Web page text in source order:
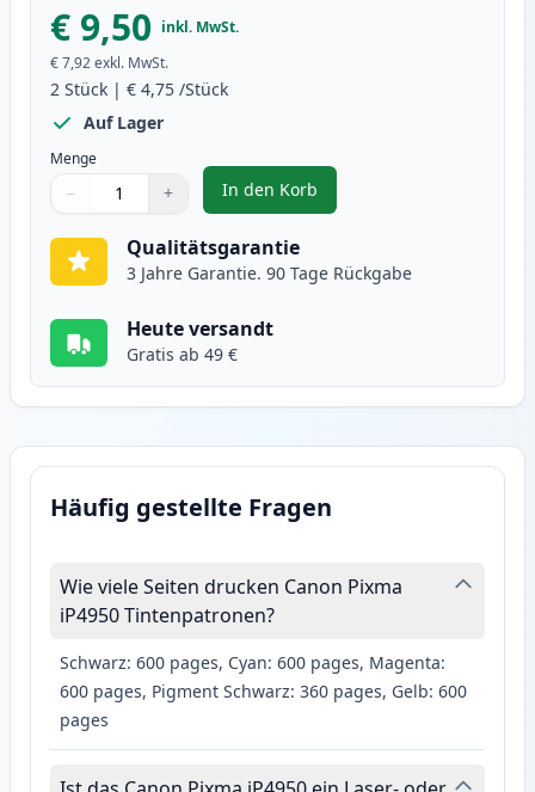
€ 9,50 inkl. MwSt.
€ 7,92exkl. MwSt.
2 Stück | € 4,75 /Stück
Auf Lager
Menge
Verwenden Sie die Tasten, um anzupassen
− +
1
In den Korb
, 2 stück Canon CLI-526Y gelb
Qualitätsgarantie
3 Jahre Garantie. 90 Tage Rückgabe
Heute versandt
Gratis ab 49 €
Häufig gestellte Fragen
Wie viele Seiten drucken Canon Pixma
iP4950 Tintenpatronen?
Schwarz: 600 pages, Cyan: 600 pages, Magenta:
600 pages, Pigment Schwarz: 360 pages, Gelb: 600
pages